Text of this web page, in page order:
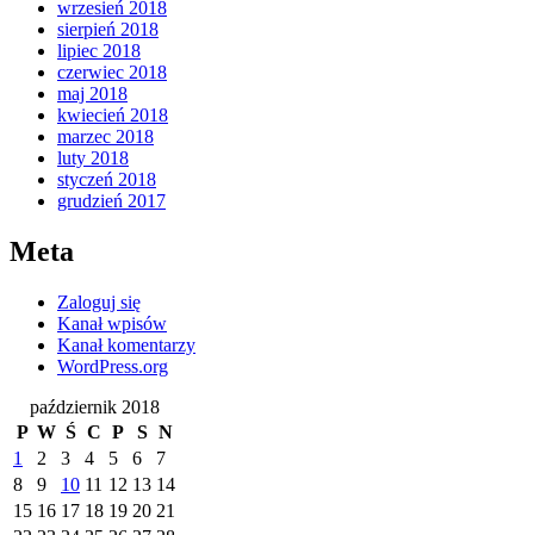
wrzesień 2018
sierpień 2018
lipiec 2018
czerwiec 2018
maj 2018
kwiecień 2018
marzec 2018
luty 2018
styczeń 2018
grudzień 2017
Meta
Zaloguj się
Kanał wpisów
Kanał komentarzy
WordPress.org
październik 2018
P W Ś C P S N
1
2 3 4 5 6
7
8
9 10 11 12 13 14
15 16 17 18 19 20 21